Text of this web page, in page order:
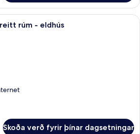
Rúmföt úr egypskri bómull, rúmföt
rúm - eldhús
Skoða verð fyrir þínar dagsetningar